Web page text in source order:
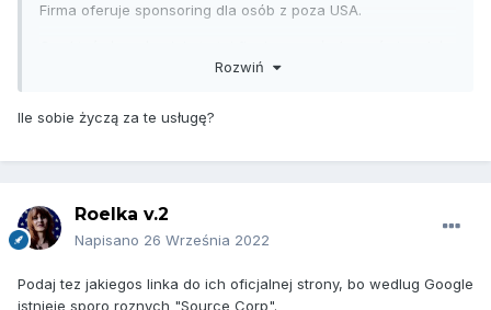
Firma oferuje sponsoring dla osób z poza USA.
wyjechać do USA na podstawie ich oferty pracy ?
Rozwiń
Ile sobie życzą za te usługę?
Roelka v.2
Napisano 26 Września 2022
Podaj tez jakiegos linka do ich oficjalnej strony, bo wedlug Google
istnieje sporo roznych "Source Corp".